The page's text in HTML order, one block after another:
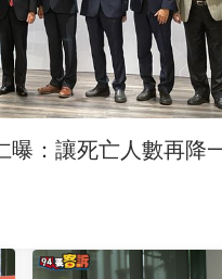
曝：讓死亡人數再降